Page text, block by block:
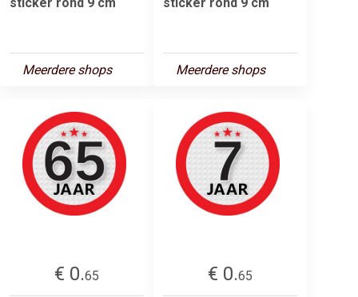
Meerdere shops Meerdere shops
€ 0.65
€ 0.65